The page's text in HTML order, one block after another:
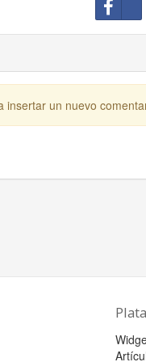
insertar un nuevo